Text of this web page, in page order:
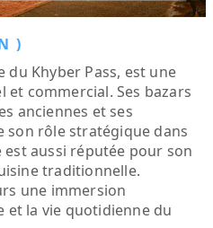
)
Khyber Pass, est une
et commercial. Ses bazars
anciennes et ses
rôle stratégique dans
est aussi réputée pour son
traditionnelle.
une immersion
et la vie quotidienne du